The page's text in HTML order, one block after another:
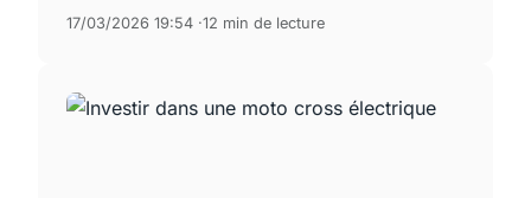
17/03/2026 19:54 12 min de lecture